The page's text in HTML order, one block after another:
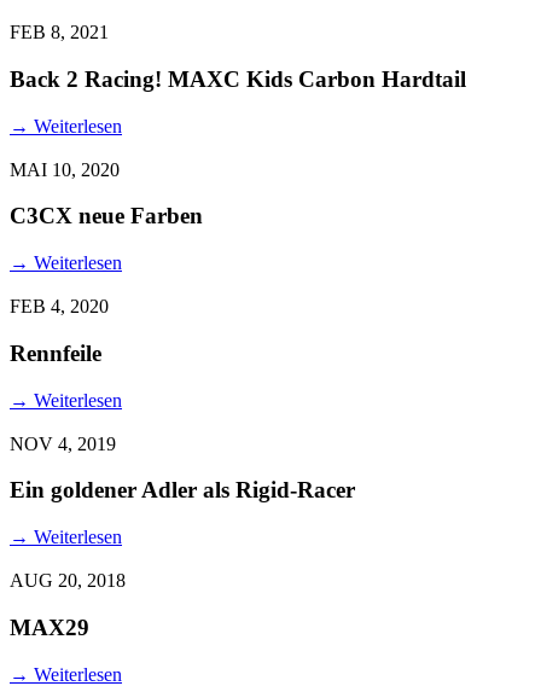
FEB 8, 2021
Back 2 Racing! MAXC Kids Carbon Hardtail
→ Weiterlesen
MAI 10, 2020
C3CX neue Farben
→ Weiterlesen
FEB 4, 2020
Rennfeile
→ Weiterlesen
NOV 4, 2019
Ein goldener Adler als Rigid-Racer
→ Weiterlesen
AUG 20, 2018
MAX29
→ Weiterlesen